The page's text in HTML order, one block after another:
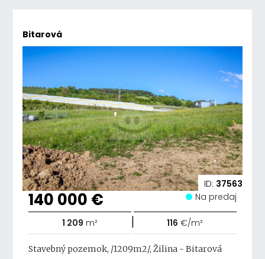
Bitarová
ID: 37563
140 000 € Na predaj
1 209 m² | 116 €/m²
Stavebný pozemok, /1209m2/, Žilina - Bitarová